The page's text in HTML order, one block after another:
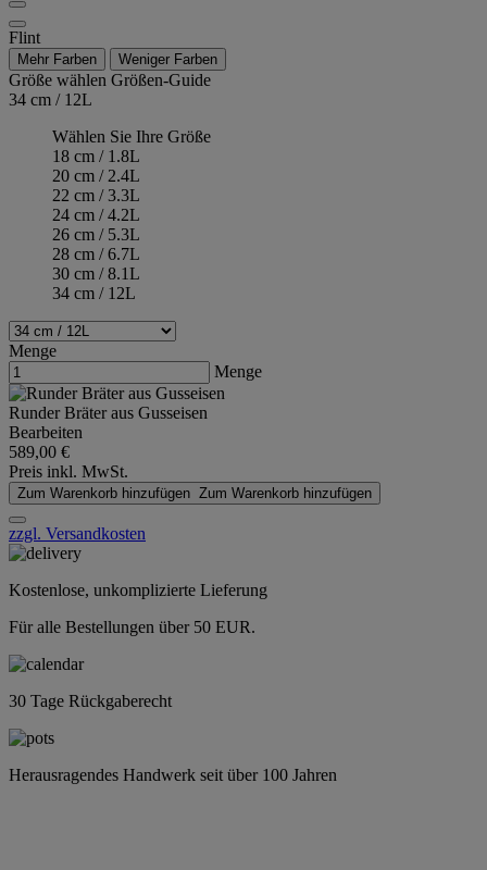
Flint
Mehr Farben Weniger Farben
Größe wählen Größen-Guide
34 cm / 12L
Wählen Sie Ihre Größe
18 cm / 1.8L
20 cm / 2.4L
22 cm / 3.3L
24 cm / 4.2L
26 cm / 5.3L
28 cm / 6.7L
30 cm / 8.1L
34 cm / 12L
Menge
Menge
Runder Bräter aus Gusseisen
Bearbeiten
589,00 €
Preis inkl. MwSt.
Zum Warenkorb hinzufügen Zum Warenkorb hinzufügen
zzgl. Versandkosten
Kostenlose, unkomplizierte Lieferung
Für alle Bestellungen über 50 EUR.
30 Tage Rückgaberecht
Herausragendes Handwerk seit über 100 Jahren